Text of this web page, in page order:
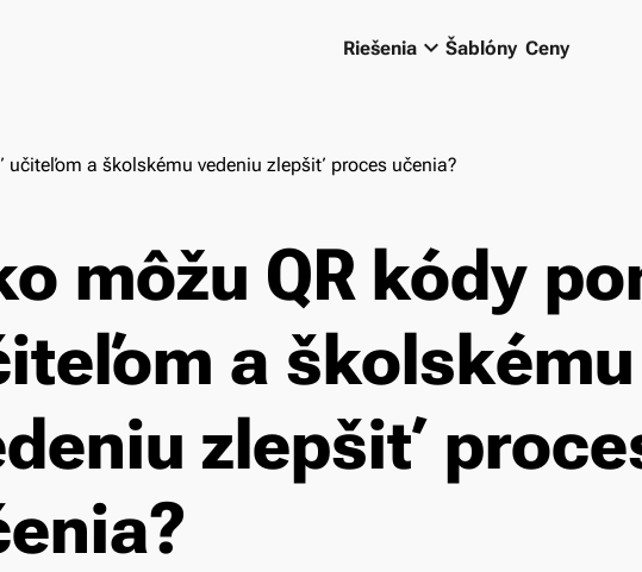
Riešenia keyboard_arrow_down Šablóny Ceny
a školskému vedeniu zlepšiť proces učenia?
môžu QR kódy
a školskému
zlepšiť